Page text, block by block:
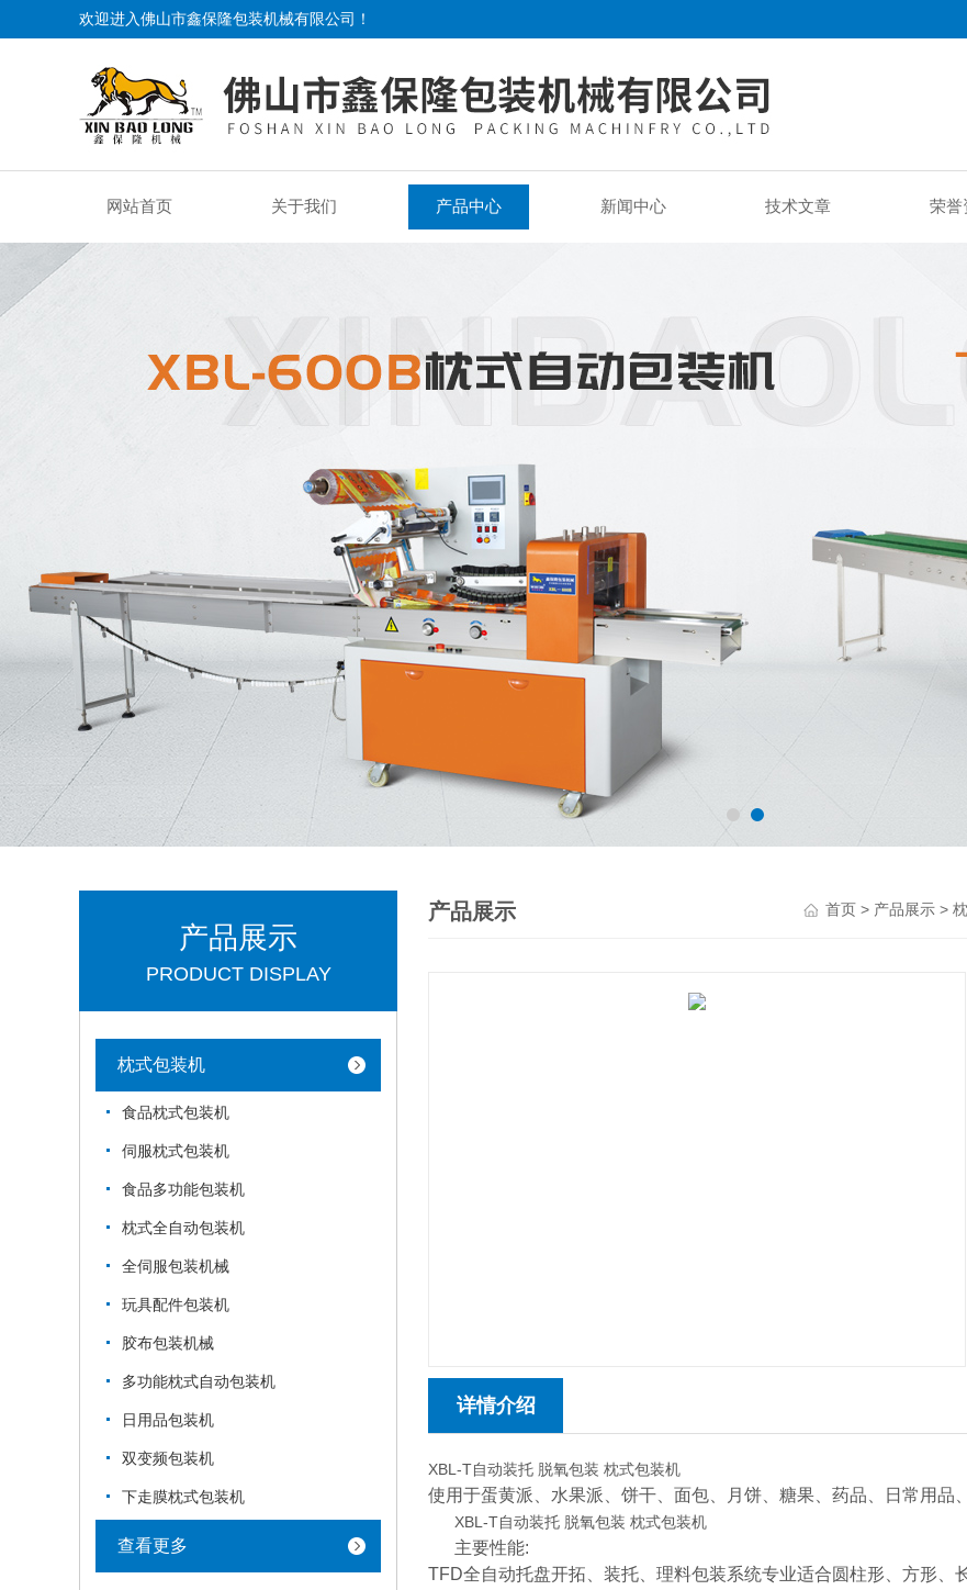
欢迎进入佛山市鑫保隆包装机械有限公司！
网站首页 关于我们 产品中心 新闻中心 技术文章 荣誉
产品展示
PRODUCT DISPLAY
枕式包装机
食品枕式包装机
伺服枕式包装机
食品多功能包装机
枕式全自动包装机
全伺服包装机械
玩具配件包装机
胶布包装机械
多功能枕式自动包装机
日用品包装机
双变频包装机
下走膜枕式包装机
查看更多
产品展示 首页 > 产品展示 >
详情介绍
XBL-T自动装托 脱氧包装 枕式包装机
使用于蛋黄派、水果派、 饼干 、面包、月饼、糖果、药品、日常用
XBL-T自动装托 脱氧包装 枕式包装机
主要性能:
TFD全自动托盘开拓、装托、理料包装系统专业适合圆柱形、方形、